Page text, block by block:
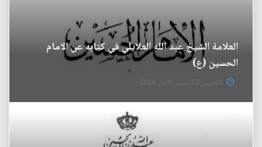
العلامة الشيخ عبد الله العلايلي في كتابه عن الامام
الحسين (ع)
الخميس 13 تشرين الاول 2016